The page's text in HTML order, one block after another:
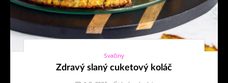
4. 8. 2025
Svačiny
Zdravý slaný cuketový koláč